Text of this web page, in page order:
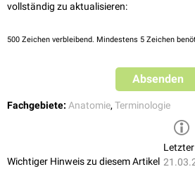
vollständig zu aktualisieren:
500 Zeichen verbleibend. Mindestens 5 Zeichen
Absenden
Fachgebiete: Anatomie, Terminologie
Wichtiger Hinweis zu diesem Artikel